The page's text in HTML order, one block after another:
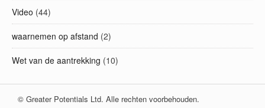
Video (44)
waarnemen op afstand (2)
Wet van de aantrekking (10)
© Greater Potentials Ltd. Alle rechten voorbehouden.